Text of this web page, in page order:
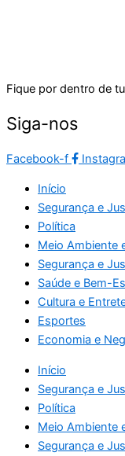
Fique por dentro de
Siga-nos
Facebook-f
Início
Segurança e
Política
Meio Ambiente
Segurança e
Saúde e Bem-
Cultura e
Esportes
Economia e
Início
Segurança e
Política
Meio Ambiente
Segurança e